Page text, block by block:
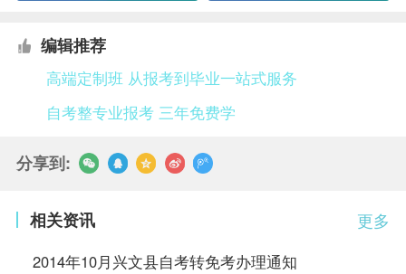
编辑推荐
高端定制班 从报考到毕业一站式服务
自考整专业报考 三年免费学
分享到:
更多
相关资讯
2014年10月兴文县自考转免考办理通知